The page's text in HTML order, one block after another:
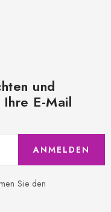
und
E-Mail
Sie den
ANMELDEN